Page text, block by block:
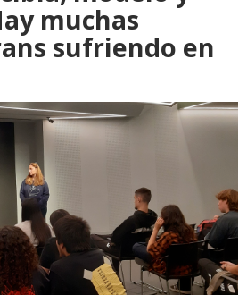
muchas
sufriendo en